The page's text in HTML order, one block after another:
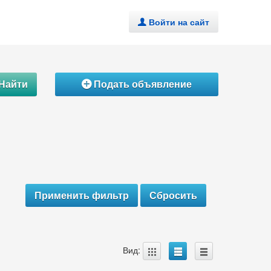
. Войти на сайт
ÁПодать объявление
Вид: A B C